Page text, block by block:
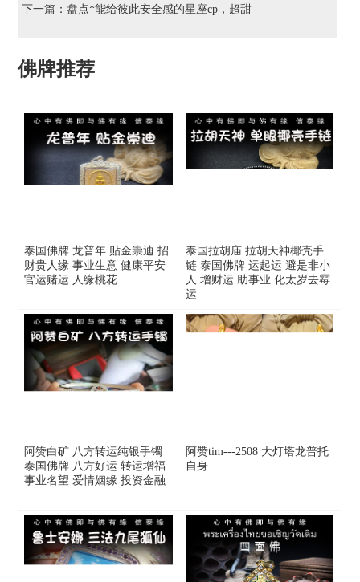
下一篇：盘点*能给彼此安全感的星座cp，超甜
佛牌推荐
泰国佛牌 龙普年 贴金崇迪 招
财贵人缘 事业生意 健康平安
官运赌运 人缘桃花
泰国拉胡庙 拉胡天神椰壳手
链 泰国佛牌 运起运 避是非小
人 增财运 助事业 化太岁去霉
运
阿赞白矿 八方转运纯银手镯
泰国佛牌 八方好运 转运增福
事业名望 爱情姻缘 投资金融
​阿赞tim---2508 大灯塔龙普托
自身